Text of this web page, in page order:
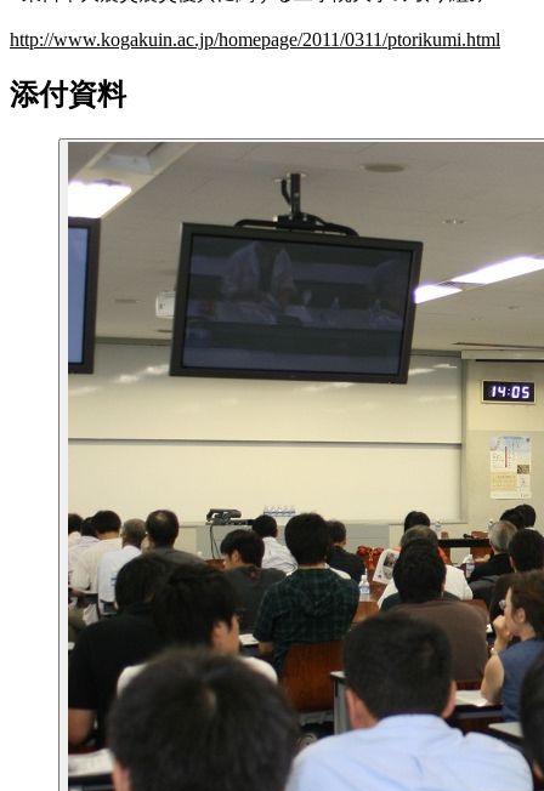
http://www.kogakuin.ac.jp/homepage/2011/0311/ptorikumi.html
添付資料